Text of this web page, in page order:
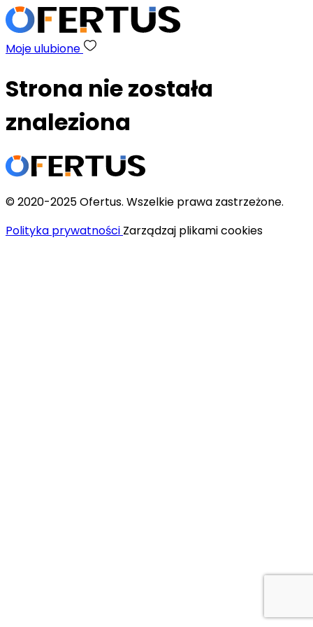
Moje ulubione
Strona nie została
znaleziona
© 2020-2025 Ofertus. Wszelkie prawa zastrzeżone.
Polityka prywatności Zarządzaj plikami cookies